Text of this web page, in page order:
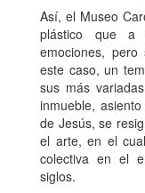
Así, el Museo
plástico que a
emociones,
este caso, un
sus más
inmueble,
de Jesús, se
el arte, en el
colectiva en el
siglos.